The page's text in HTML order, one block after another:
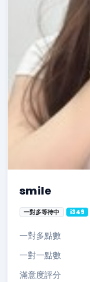
smile
一對多等待中 i349
一對多點數
一對一點數
滿意度評分